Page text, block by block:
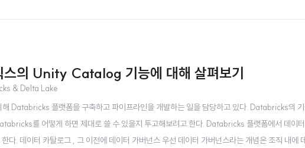
의 Unity Catalog 기능에 대해 살펴보기
& Delta Lake
해 Databricks 플랫폼을 구축하고 파이프라인을 개발하는 일을 담당하고 있다. Databricks의
를 어떻게 하면 제대로 쓸 수 있을지 투고해보려고 한다. Databricks 플랫폼에서 데이
. 데이터 카탈로그 , 그 이전에 데이터 가버넌스 우선 데이터 가버넌스라는 개념은 조직 내에